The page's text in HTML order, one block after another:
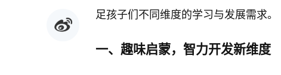
足孩子们不同维度的学习与发展需求。
一、趣味启蒙，智力开发新维度